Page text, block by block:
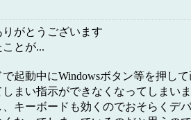
がとうございます
とが...
起動中にWindowsボタン等を押し
まい指示ができなくなってしまい
キーボードも効くのでおそらくデ